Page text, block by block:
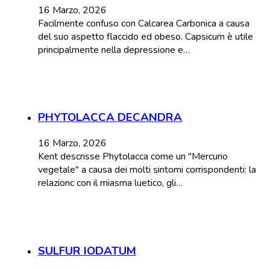
16 Marzo, 2026
Facilmente confuso con Calcarea Carbonica a causa
del suo aspetto flaccido ed obeso. Capsicum è utile
principalmente nella depressione e…
PHYTOLACCA DECANDRA
16 Marzo, 2026
Kent descrisse Phytolacca come un "Mercurio
vegetale" a causa dei molti sintomi corrispondenti: la
relazionc con il miasma luetico, gli…
SULFUR IODATUM